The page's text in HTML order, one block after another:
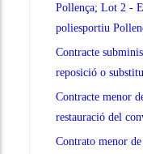
Pollença; Lot 2 -
poliesportiu
Contracte
reposició o
Contracte menor
restauració del
Contrato menor